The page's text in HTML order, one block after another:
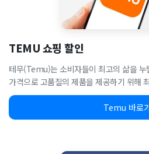
TEMU 쇼핑 할인
테무(Temu)는 소비자들이 최고의 삶을 누
가격으로 고품질의 제품을 제공하기 위해
Temu 바로